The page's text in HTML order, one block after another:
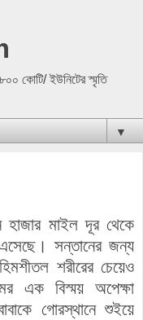
কোটি/ ইউনিটের স্মৃতি
▼
হাজার মাইল দূর থেকে
সন্তানের জন্য
শরীরের চেয়েও
এক বিস্ময় অপেক্ষা
গোরস্থানে শুইয়ে